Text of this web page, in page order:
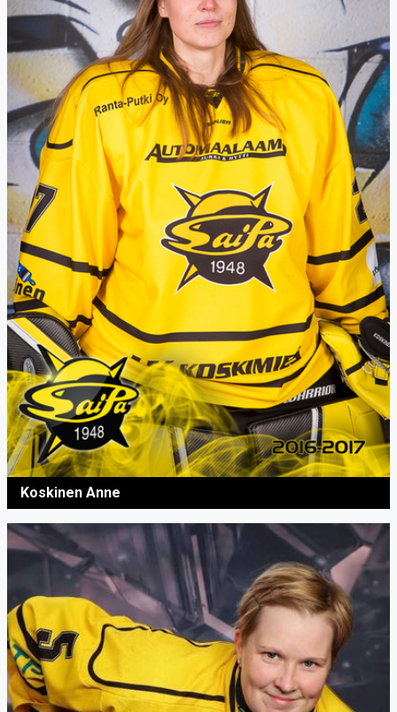
Koskinen Anne